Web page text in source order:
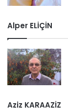
Alper ELİÇİN
Aziz KARAAZİZ